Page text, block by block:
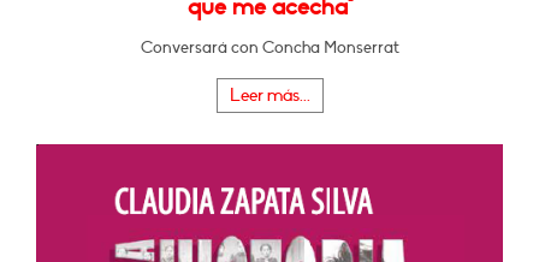
que me acecha"
Conversará con Concha Monserrat
Leer más...